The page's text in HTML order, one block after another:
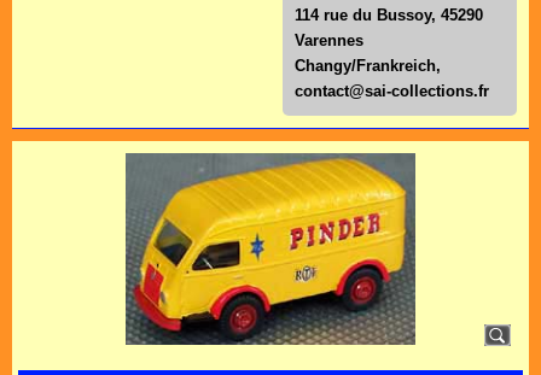
114 rue du Bussoy, 45290
Varennes
Changy/Frankreich,
contact@sai-collections.fr